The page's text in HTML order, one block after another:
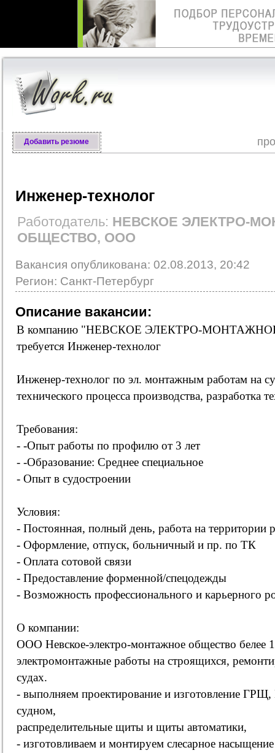
Добавить резюме
Инженер-технолог
Работодатель: НЕВСКОЕ ЭЛЕКТРО-
ОБЩЕСТВО, ООО
Вакансия опубликована: 02.08.2013, 20:42
Регион: Санкт-Петербург
Описание вакансии:
В компанию "НЕВСКОЕ ЭЛЕКТРО-
требуется Инженер-технолог
Инженер-технолог по эл. монтажным работам на
технического процесса производства, разработка
Требования:
- -Опыт работы по профилю от 3 лет
- -Образование: Среднее специальное
- Опыт в судостроении
Условия:
- Постоянная, полный день, работа на территории
- Оформление, отпуск, больничный и пр. по ТК
- Оплата сотовой связи
- Предоставление форменной/спецодежды
- Возможность профессионального и карьерного
О компании:
ООО Невское-электро-монтажное общество белее
электромонтажные работы на строящихся,
судах.
- выполняем проектирование и изготовление
судном,
распределительные щиты и щиты автоматики,
- изготовливаем и монтируем слесарное